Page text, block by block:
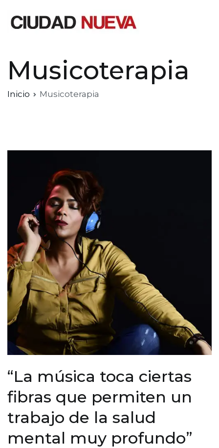
Musicoterapia
Inicio Musicoterapia
“La música toca ciertas
fibras que permiten un
trabajo de la salud
mental muy profundo”